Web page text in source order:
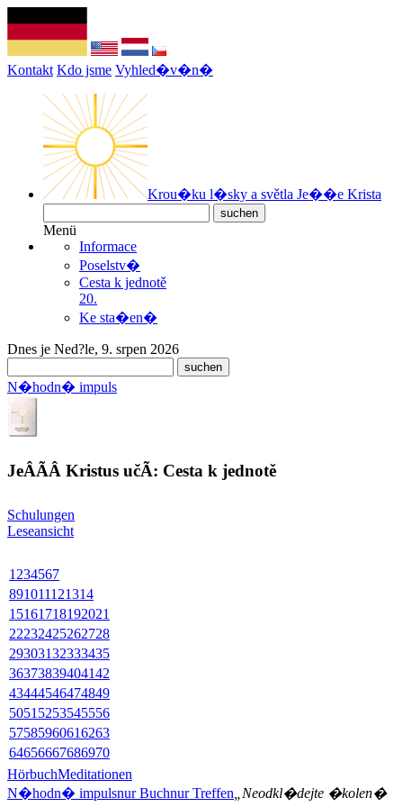
Kontakt Kdo jsme Vyhled�v�n�
Krou�ku l�sky a světla Je��e Krista
Menü
Informace
Poselstv�
Cesta k jednotě
20.
Ke sta�en�
Dnes je Ned?le, 9. srpen 2026
N�hodn� impuls
JeÂÃ­Â Kristus učÃ­: Cesta k jednotě
Schulungen
Leseansicht
1 234567
891011121314
15161718192021
22232425262728
29303132333435
36373839404142
43444546474849
5051 5253545556
57585960616263
64656667686970
HörbuchMeditationen
N�hodn� impulsnur Buchnur Treffen „Neodkl�dejte �kolen�